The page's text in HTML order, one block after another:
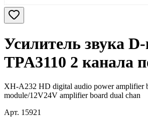
Усилитель звука
TPA3110 2 канала
XH-A232 HD digital audio power amplifier
module/12V24V amplifier board dual chan
Арт. 15921